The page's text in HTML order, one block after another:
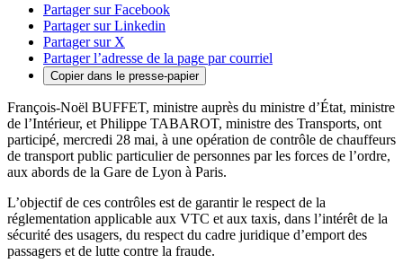
Partager sur Facebook
Partager sur Linkedin
Partager sur X
Partager l’adresse de la page par courriel
Copier dans le presse-papier
François-Noël BUFFET, ministre auprès du ministre d’État, ministre
de l’Intérieur, et Philippe TABAROT, ministre des Transports, ont
participé, mercredi 28 mai, à une opération de contrôle de chauffeurs
de transport public particulier de personnes par les forces de l’ordre,
aux abords de la Gare de Lyon à Paris.
L’objectif de ces contrôles est de garantir le respect de la
réglementation applicable aux VTC et aux taxis, dans l’intérêt de la
sécurité des usagers, du respect du cadre juridique d’emport des
passagers et de lutte contre la fraude.